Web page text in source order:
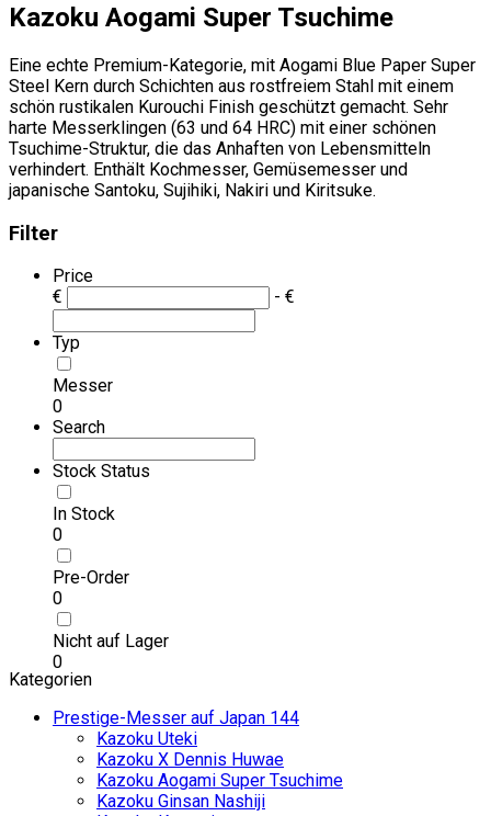
Kazoku Aogami Super Tsuchime
Eine echte Premium-Kategorie, mit Aogami Blue Paper Super
Steel Kern durch Schichten aus rostfreiem Stahl mit einem
schön rustikalen Kurouchi Finish geschützt gemacht. Sehr
harte Messerklingen (63 und 64 HRC) mit einer schönen
Tsuchime-Struktur, die das Anhaften von Lebensmitteln
verhindert. Enthält Kochmesser, Gemüsemesser und
japanische Santoku, Sujihiki, Nakiri und Kiritsuke.
Filter
Price
€
- €
Typ
Messer
0
Search
Stock Status
In Stock
0
Pre-Order
0
Nicht auf Lager
0
Kategorien
Prestige-Messer auf Japan 144
Kazoku Uteki
Kazoku X Dennis Huwae
Kazoku Aogami Super Tsuchime
Kazoku Ginsan Nashiji